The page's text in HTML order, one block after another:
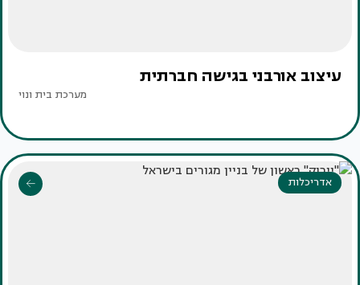
עיצוב אורבני בגישה חברתית
מערכת בית ונוי
אדריכלות